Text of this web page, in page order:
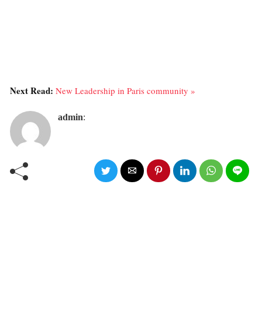
Next Read: New Leadership in Paris community »
admin: